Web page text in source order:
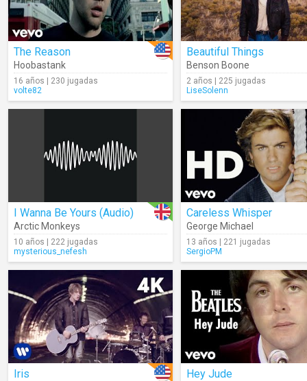
The Reason
Hoobastank
16 años | 230 jugadas
volte82
Beautiful Things
Benson Boone
2 años | 225 jugadas
LiseSolenn
I Wanna Be Yours (Audio)
Arctic Monkeys
10 años | 222 jugadas
mysterious_nefesh
Careless Whisper
George Michael
13 años | 221 jugadas
SergioPM
Iris Hey Jude